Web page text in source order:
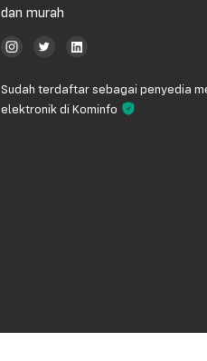
dan murah
Sudah terdaftar sebagai penyedia
elektronik di Kominfo